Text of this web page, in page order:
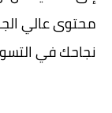
محتوى عالي
نجاحك في